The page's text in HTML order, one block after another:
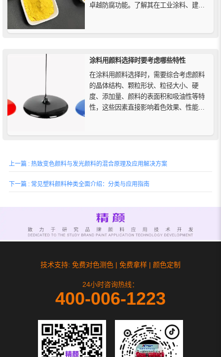
卓越防腐功能。了解其在工业涂料、建筑
涂料用颜料选择时要考虑哪些特性
在涂料用颜料选择时，需要综合考虑颜料
的晶体结构、颗粒形状、粒径大小、硬
度、添加量、颜料的表面积和吸油性等特
性，这些因素直接影响着色效果、性能和
上一篇 : 热致变色颜料与发光颜料的混合原理及应用解决方案
下一篇 : 常见塑料颜料种类全面介绍：分类与应用指南
技术支持: 免费对色测色 | 免费拿样 | 颜色定制
24小时咨询热线：
400-006-1223